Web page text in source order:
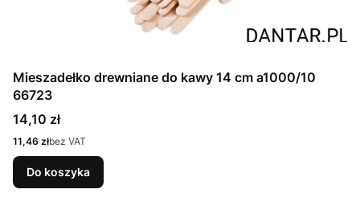
Mieszadełko drewniane do kawy 14 cm a1000/10
66723
Cena
14,10 zł
Cena
11,46 złbez VAT
Do koszyka